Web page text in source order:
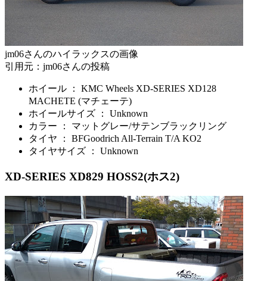
jm06さんのハイラックスの画像
引用元：jm06さんの投稿
ホイール ： KMC Wheels XD-SERIES XD128
MACHETE (マチェーテ)
ホイールサイズ ： Unknown
カラー ： マットグレー/サテンブラックリング
タイヤ ： BFGoodrich All-Terrain T/A KO2
タイヤサイズ ： Unknown
XD-SERIES XD829 HOSS2(ホス2)